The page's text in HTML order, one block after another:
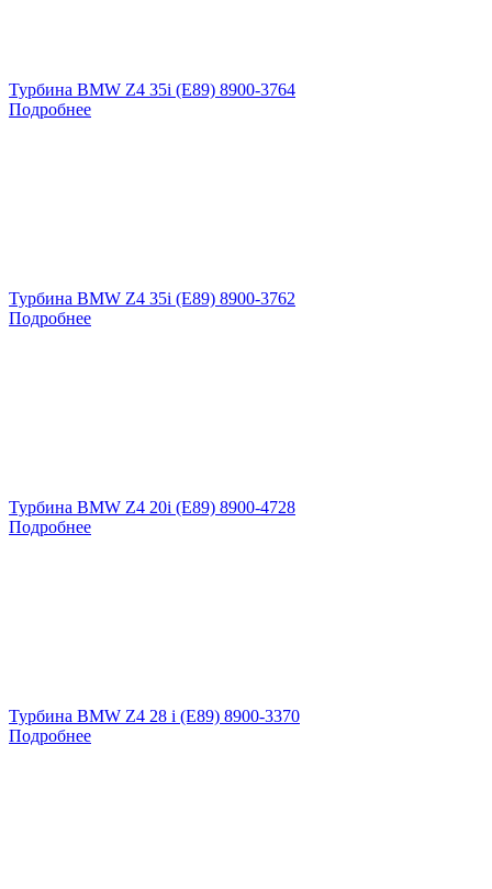
Турбина BMW Z4 35i (E89) 8900-3764
Подробнее
Турбина BMW Z4 35i (E89) 8900-3762
Подробнее
Турбина BMW Z4 20i (E89) 8900-4728
Подробнее
Турбина BMW Z4 28 i (E89) 8900-3370
Подробнее